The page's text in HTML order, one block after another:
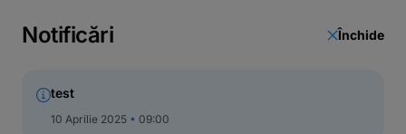
Notificări Închide
test
10 Aprilie 2025 09:00